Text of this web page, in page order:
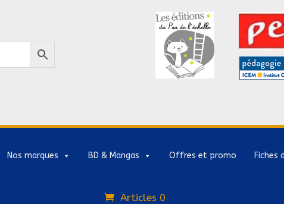
Nos marques BD & Mangas Offres et promo Fiches
Articles 0